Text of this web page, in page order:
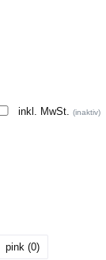
inkl. MwSt. (inaktiv)
pink (0)